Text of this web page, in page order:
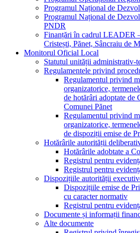
Programul Național de
Programul Național de
PNDR
Finanțări în cadrul LEADER
Cristești, Pănet, Sâncraiu de
Monitorul Oficial Local
Statutul unității administrativ-
Regulamentele privind
Regulamentul privind
organizatorice,
de hotărâri adoptate de
Comunei Pănet
Regulamentul privind
organizatorice,
de dispoziții emise de
Hotărârile autorității
Hotărârile adobtate a
Registrul pentru
Registrul pentru
Dispozițiile autorității
Dispozițiile emise de
cu caracter normativ
Registrul pentru
Documente și informații
Alte documente